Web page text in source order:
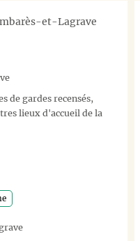
et-Lagrave
de gardes recensés,
lieux d'accueil de la